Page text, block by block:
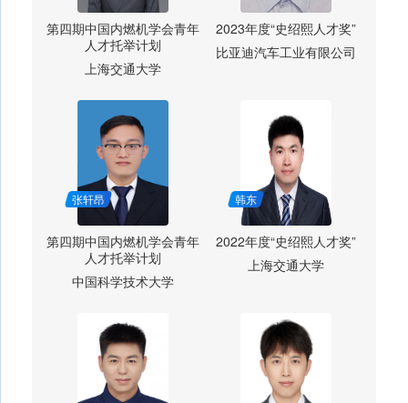
第四期中国内燃机学会青年
人才托举计划
上海交通大学
2023年度“史绍熙人才奖”
比亚迪汽车工业有限公司
张轩昂
第四期中国内燃机学会青年
人才托举计划
中国科学技术大学
韩东
2022年度“史绍熙人才奖”
上海交通大学